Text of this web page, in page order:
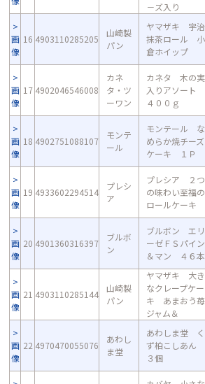
－ズ入り
画
像
16 4903110285205
山崎製
パン
ヤマザキ 宇治
抹茶ロール 小
倉ホイップ
画
像
17 4902046546008
カネ
タ・ツ
ーワン
カネタ 木の実
入りアソート
４００ｇ
画
像
18 4902751088107
モンテ
ール
モンテール な
めらか焼チーズ
ケーキ １Ｐ
画
像
19 4933602294514
プレシ
ア
プレシア ２つ
の味わい至福の
ロールケーキ
画
像
20 4901360316397
ブルボ
ン
ブルボン エリ
ーゼＦＳパイン
＆マン ４６本
画
像
21 4903110285144
山崎製
パン
ヤマザキ 大き
なクレープケー
キ あまおう苺
ジャム＆
画
像
22 4970470055076
あわし
ま堂
あわしま堂 く
ず柏こしあん
３個